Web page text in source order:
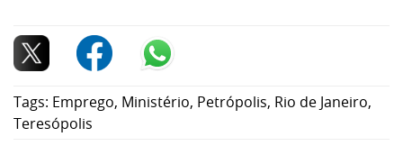
Tags: Emprego, Ministério, Petrópolis, Rio de Janeiro,
Teresópolis